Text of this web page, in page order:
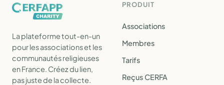
La plateforme tout-en-un
pour les associations et les
communautés religieuses
en France. Créez du lien,
pas juste de la collecte.
PRODUIT
Associations
Membres
Tarifs
Reçus CERFA